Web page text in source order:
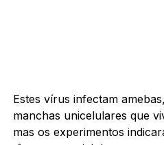
Estes vírus infectam
manchas unicelulares que
mas os experimentos